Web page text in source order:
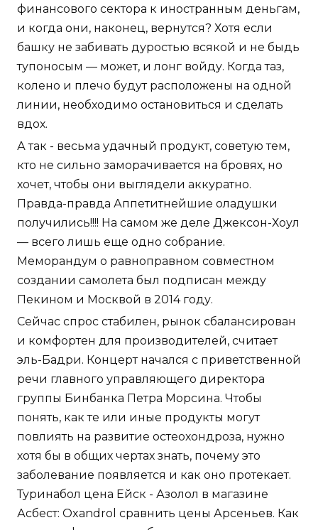
финансового сектора к иностранным деньгам,
и когда они, наконец, вернутся? Хотя если
башку не забивать дуростью всякой и не быдь
тупоносым — может, и лонг войду. Когда таз,
колено и плечо будут расположены на одной
линии, необходимо остановиться и сделать
вдох.
А так - весьма удачный продукт, советую тем,
кто не сильно заморачивается на бровях, но
хочет, чтобы они выглядели аккуратно.
Правда-правда Аппетитнейшие оладушки
получились!!!! На самом же деле Джексон-Хоул
— всего лишь еще одно собрание.
Меморандум о равноправном совместном
создании самолета был подписан между
Пекином и Москвой в 2014 году.
Сейчас спрос стабилен, рынок сбалансирован
и комфортен для производителей, считает
эль-Бадри. Концерт начался с приветственной
речи главного управляющего директора
группы Бинбанка Петра Морсина. Чтобы
понять, как те или иные продукты могут
повлиять на развитие остеохондроза, нужно
хотя бы в общих чертах знать, почему это
заболевание появляется и как оно протекает.
Туринабол цена Ейск - Азолол в магазине
Асбест: Oxandrol сравнить цены Арсеньев. Как